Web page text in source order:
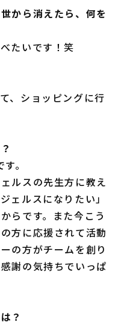
から消えたら、何を
たいです！笑
、ショッピングに行
。
ルスの先生方に教え
ェルスになりたい」
らです。また今こう
方に応援されて活動
の方がチームを創り
謝の気持ちでいっぱ
？